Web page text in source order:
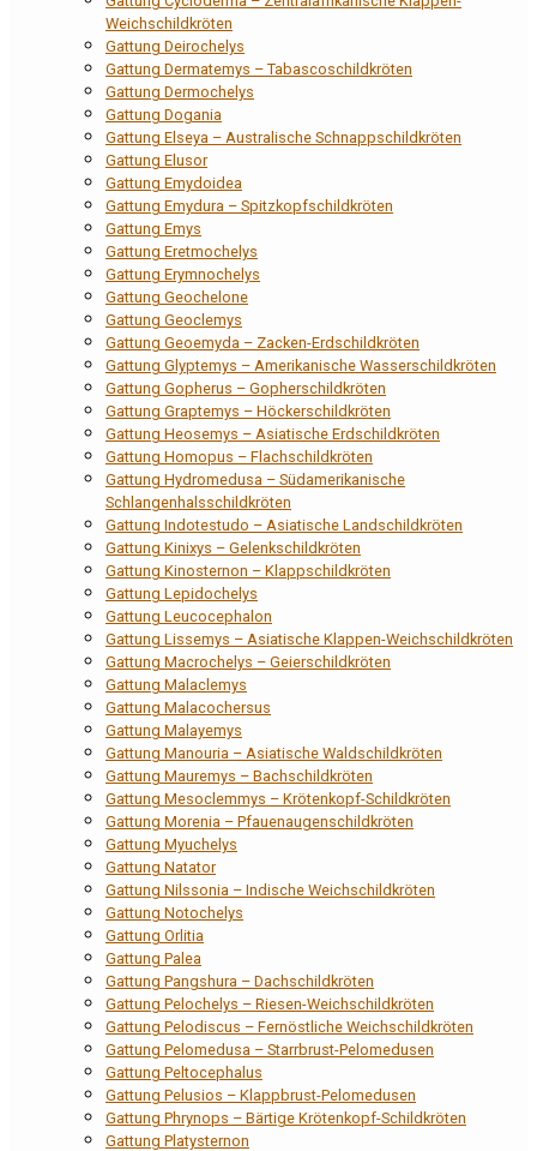
Weichschildkröten
Gattung Deirochelys
Gattung Dermatemys – Tabascoschildkröten
Gattung Dermochelys
Gattung Dogania
Gattung Elseya – Australische Schnappschildkröten
Gattung Elusor
Gattung Emydoidea
Gattung Emydura – Spitzkopfschildkröten
Gattung Emys
Gattung Eretmochelys
Gattung Erymnochelys
Gattung Geochelone
Gattung Geoclemys
Gattung Geoemyda – Zacken-Erdschildkröten
Gattung Glyptemys – Amerikanische Wasserschildkröten
Gattung Gopherus – Gopherschildkröten
Gattung Graptemys – Höckerschildkröten
Gattung Heosemys – Asiatische Erdschildkröten
Gattung Homopus – Flachschildkröten
Gattung Hydromedusa – Südamerikanische
Schlangenhalsschildkröten
Gattung Indotestudo – Asiatische Landschildkröten
Gattung Kinixys – Gelenkschildkröten
Gattung Kinosternon – Klappschildkröten
Gattung Lepidochelys
Gattung Leucocephalon
Gattung Lissemys – Asiatische Klappen-Weichschildkröten
Gattung Macrochelys – Geierschildkröten
Gattung Malaclemys
Gattung Malacochersus
Gattung Malayemys
Gattung Manouria – Asiatische Waldschildkröten
Gattung Mauremys – Bachschildkröten
Gattung Mesoclemmys – Krötenkopf-Schildkröten
Gattung Morenia – Pfauenaugenschildkröten
Gattung Myuchelys
Gattung Natator
Gattung Nilssonia – Indische Weichschildkröten
Gattung Notochelys
Gattung Orlitia
Gattung Palea
Gattung Pangshura – Dachschildkröten
Gattung Pelochelys – Riesen-Weichschildkröten
Gattung Pelodiscus – Fernöstliche Weichschildkröten
Gattung Pelomedusa – Starrbrust-Pelomedusen
Gattung Peltocephalus
Gattung Pelusios – Klappbrust-Pelomedusen
Gattung Phrynops – Bärtige Krötenkopf-Schildkröten
Gattung Platysternon